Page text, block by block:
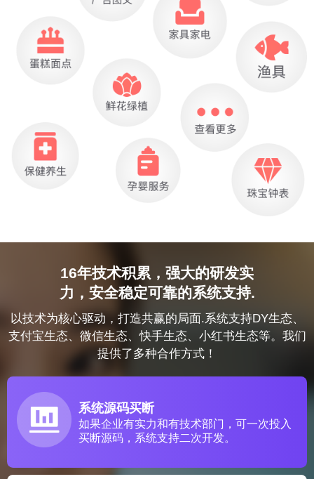
16年技术积累，强大的研发实
力，安全稳定可靠的系统支持.
以技术为核心驱动，打造共赢的局面.系统支持DY生态、
支付宝生态、微信生态、快手生态、小红书生态等。我们
提供了多种合作方式！
系统源码买断
如果企业有实力和有技术部门，可一次投入
买断源码，系统支持二次开发。